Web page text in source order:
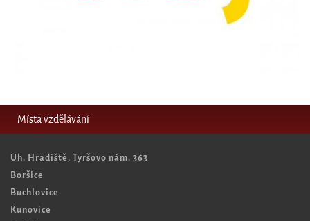
Místa vzdělávání
Uh. Hradiště, Tyršovo nám. 363
Boršice
Buchlovice
Kunovice